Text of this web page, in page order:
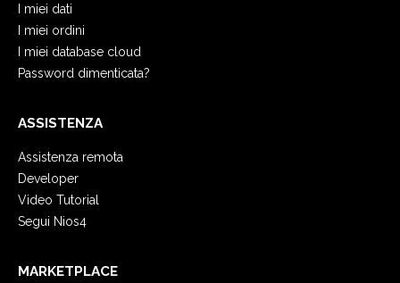
I miei dati
I miei ordini
I miei database cloud
Password dimenticata?
ASSISTENZA
Assistenza remota
Developer
Video Tutorial
Segui Nios4
MARKETPLACE